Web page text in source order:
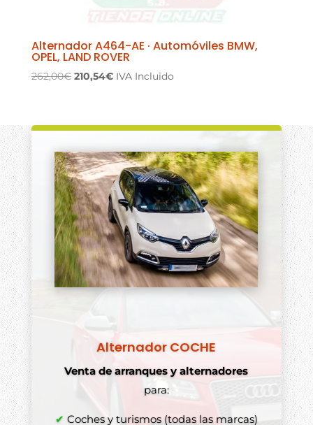
Alternador A464-AE · Automóviles BMW,
OPEL, LAND ROVER
262,00€ El
era:
210,54€El
es:
IVA Incluido
Alternador COCHE
Venta de arranques y alternadores
para:
✔ Coches y turismos (todas las marcas)